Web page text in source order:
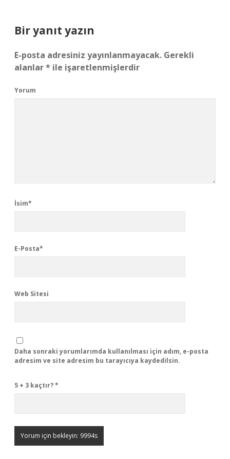
Bir yanıt yazın
E-posta adresiniz yayınlanmayacak. Gerekli
alanlar* ile işaretlenmişlerdir
Yorum
İsim*
E-Posta*
Web Sitesi
Daha sonraki yorumlarımda kullanılması için adım, e-posta
adresim ve site adresim bu tarayıcıya kaydedilsin.
5 + 3 kaçtır?*